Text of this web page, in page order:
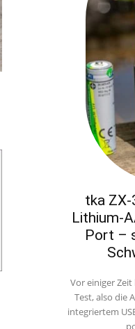
tka
Lithium-
Port –
Vor einiger Zeit
Test, also die
integriertem